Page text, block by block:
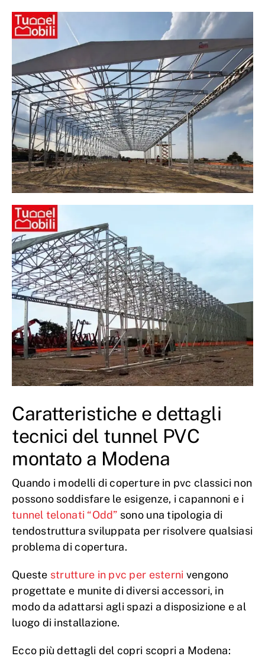
Caratteristiche e dettagli
tecnici del tunnel PVC
montato a Modena
Quando i modelli di coperture in pvc classici non
possono soddisfare le esigenze, i capannoni e i
tunnel telonati “Odd” sono una tipologia di
tendostruttura sviluppata per risolvere qualsiasi
problema di copertura.
Queste strutture in pvc per esterni vengono
progettate e munite di diversi accessori, in
modo da adattarsi agli spazi a disposizione e al
luogo di installazione.
Ecco più dettagli del copri scopri a Modena: